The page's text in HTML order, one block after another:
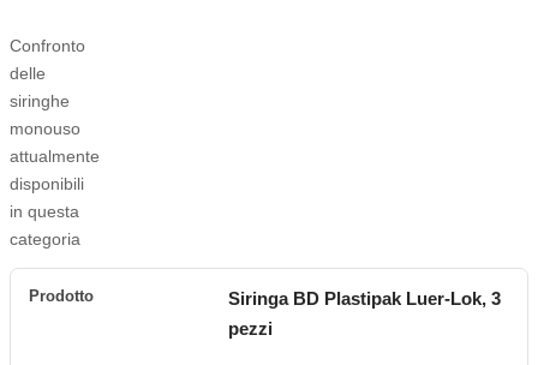
Confronto
delle
siringhe
monouso
attualmente
disponibili
in questa
categoria
Prodotto Raccordo Criterio di scelta
Siringa BD Plastipak Luer-Lok, 3
pezzi